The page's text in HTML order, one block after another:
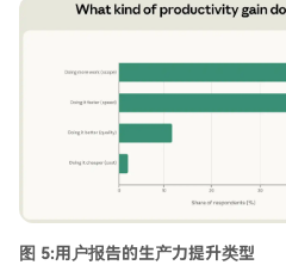
图 5:用户报告的生产力提升类型